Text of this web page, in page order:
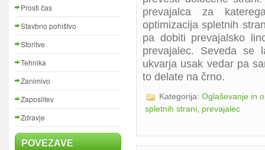
Prosti čas
Stavbno pohištvo
Storitve
Tehnika
Zanimivo
Zaposlitev
Zdravje
POVEZAVE
prevajalca za
optimizacija spletnih
pa dobiti prevajalsko
prevajalec. Seveda se
ukvarja usak vedar pa
to delate na črno.
Kategorija: Oglaševanje in
spletnih strani, prevajalec